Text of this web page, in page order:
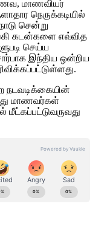
மாணவியர்
நெருக்கடியில்
சென்று
கடன்களை எவ்வித
செய்ய
இந்திய ஒன்றிய
மாணவர்கள்